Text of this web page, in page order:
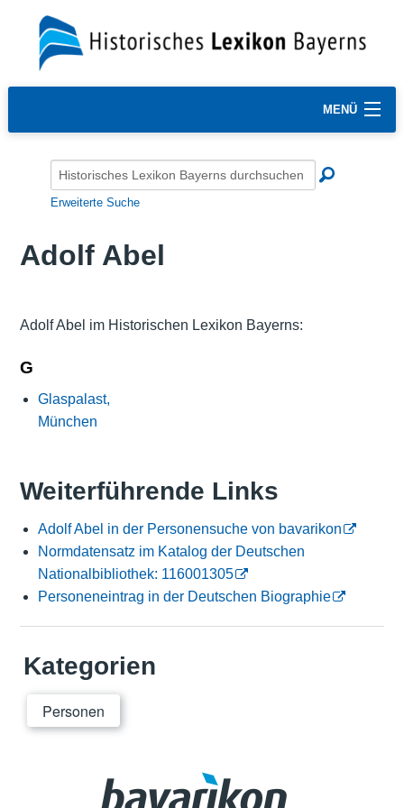
MENÜ
Erweiterte Suche
Adolf Abel
Adolf Abel im Historischen Lexikon Bayerns:
G
Glaspalast,
München
Weiterführende Links
Adolf Abel in der Personensuche von bavarikon
Normdatensatz im Katalog der Deutschen
Nationalbibliothek: 116001305
Personeneintrag in der Deutschen Biographie
Kategorien
Personen